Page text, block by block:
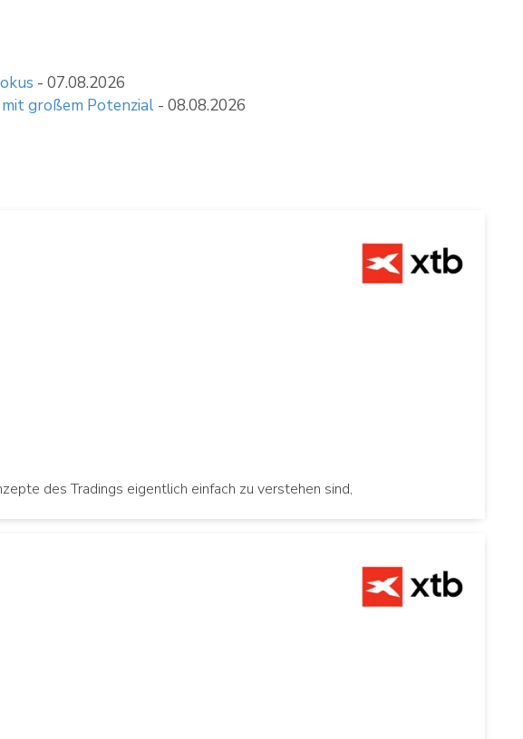
- 07.08.2026
großem Potenzial - 08.08.2026
des Tradings eigentlich einfach zu verstehen sind,